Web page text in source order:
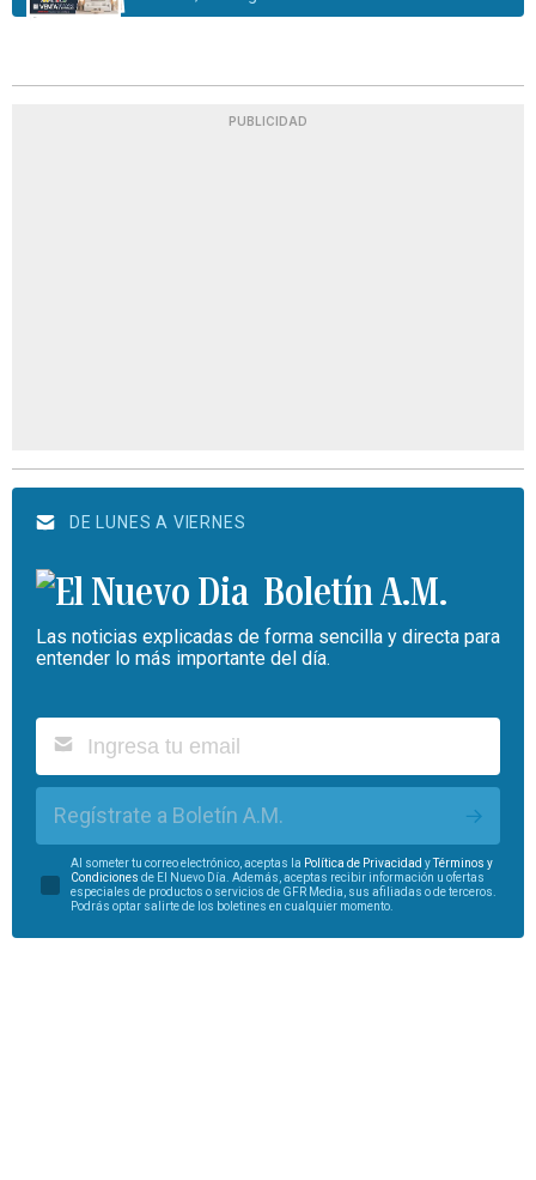
PUBLICIDAD
DE LUNES A VIERNES
Boletín A.M.
Las noticias explicadas de forma sencilla y directa para
entender lo más importante del día.
Regístrate a Boletín A.M.
Al someter tu correo electrónico, aceptas la Política de Privacidad yTérminos y
Condiciones de El Nuevo Día. Además, aceptas recibir información u ofertas
especiales de productos o servicios de GFR Media, sus afiliadas o de terceros.
Podrás optar salirte de los boletines en cualquier momento.